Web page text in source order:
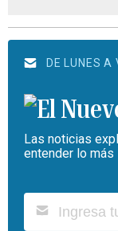
DE LUNES A
Las noticias
entender lo más